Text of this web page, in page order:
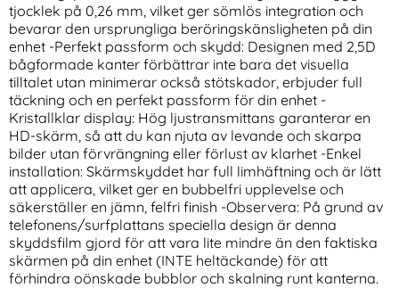
Hybrid Frost White
iPhone 16 Pro 2-PACK
Skärmskydd Heltäckande
Härdat Glas
Art. nr 237404
rea pris
161 krtidigare pris
161 kr
Tillgänglighet:
I lager
Köp
16 Pro 2-PACK Skärmskydd Heltäckande Härdat Glas
Samsung Galaxy S26 Ultra
Fodral Rhombus Läder Svart
Art. nr 244030
rea pris
169 krtidigare pris
169 kr
Tillgänglighet:
I lager
Köp
Samsung Galaxy S26 Ultra
tjocklek på 0,26 mm, vilket ger sömlös integration och
bevarar den ursprungliga beröringskänsligheten på din
enhet -Perfekt passform och skydd: Designen med 2,5D
bågformade kanter förbättrar inte bara det visuella
tilltalet utan minimerar också stötskador, erbjuder full
täckning och en perfekt passform för din enhet -
Kristallklar display: Hög ljustransmittans garanterar en
HD-skärm, så att du kan njuta av levande och skarpa
bilder utan förvrängning eller förlust av klarhet -Enkel
installation: Skärmskyddet har full limhäftning och är lätt
att applicera, vilket ger en bubbelfri upplevelse och
säkerställer en jämn, felfri finish -Observera: På grund av
telefonens/surfplattans speciella design är denna
skyddsfilm gjord för att vara lite mindre än den faktiska
skärmen på din enhet (INTE heltäckande) för att
förhindra oönskade bubblor och skalning runt kanterna.